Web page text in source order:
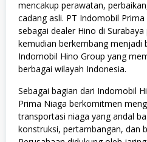
mencakup perawatan,
cadang asli. PT Indomobil
sebagai dealer Hino di
kemudian berkembang menjadi
Indomobil Hino Group yang
berbagai wilayah Indonesia.
Sebagai bagian dari Indomobil
Prima Niaga berkomitmen
transportasi niaga yang andal
konstruksi, pertambangan, dan